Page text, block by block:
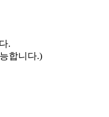
.
합니다.)